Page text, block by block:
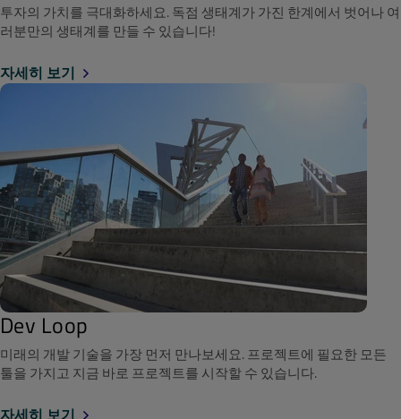
투자의 가치를 극대화하세요. 독점 생태계가 가진 한계에서 벗어나 여
러분만의 생태계를 만들 수 있습니다!
자세히 보기
Dev Loop
미래의 개발 기술을 가장 먼저 만나보세요. 프로젝트에 필요한 모든
툴을 가지고 지금 바로 프로젝트를 시작할 수 있습니다.
자세히 보기